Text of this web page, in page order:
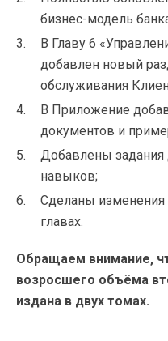
бизнес-модель
В Главу 6
добавлен новый
обслуживания
В Приложение
документов и
Добавлены задания
навыков;
Сделаны изменения
главах.
Обращаем внимание,
возросшего объёма
издана в двух томах.